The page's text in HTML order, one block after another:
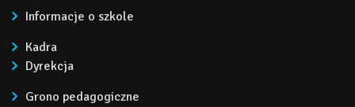
Informacje o szkole
Kadra
Dyrekcja
Grono pedagogiczne